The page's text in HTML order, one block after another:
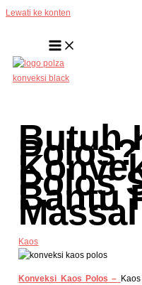
Lewati ke konten
Butuh
Polos?
Polos
Bantu
Massal
Kaos
Konveksi Kaos Polos –